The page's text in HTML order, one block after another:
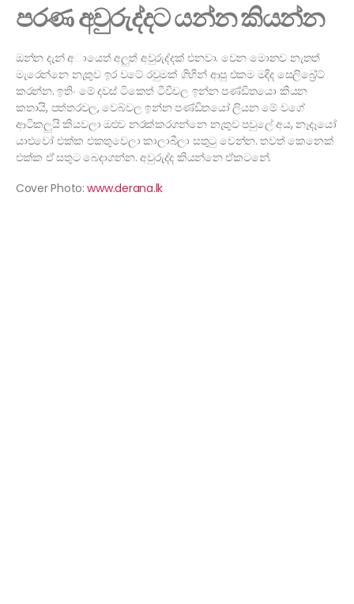
පරණ අවුරුද්දට යන්න කියන්න
ඔන්න දැන් අායෙත් අලුත් අවුරුද්දක් එනවා. වෙන මොනව නැතත්
මැරෙන්නෙ නැතුව ඉර වටේ රවුමක් ගිහින් ආපු එකම මදිද සෙලිබ්‍රේට්
කරන්න. ඉතිං මේ දවස් ටිකෙත් ටීවීවල ඉන්න පණ්ඩිතයො කියන
කතායි, පත්තරවල, වෙබ්වල ඉන්න පණ්ඩිතයෝ ලියන මේ වගේ
ආටිකලුයි කියවලා ඔළුව නරක්කරගන්නෙ නැතුව පවුලේ අය, නෑදෑයෝ
යාළුවෝ එක්ක එකතුවෙලා කාලාබීලා සතුටු වෙන්න. තවත් කෙනෙක්
එක්ක ඒ සතුට බෙදාගන්න. අවුරුද්ද කියන්නෙ ඒකටනේ.
Cover Photo: www.derana.lk